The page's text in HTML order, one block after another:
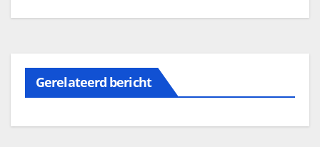
Gerelateerd bericht